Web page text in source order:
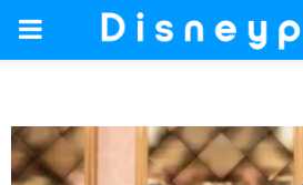
PRIMARY